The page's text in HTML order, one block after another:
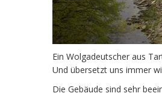
Ein Wolgadeutscher aus
Und übersetzt uns immer
Die Gebäude sind sehr